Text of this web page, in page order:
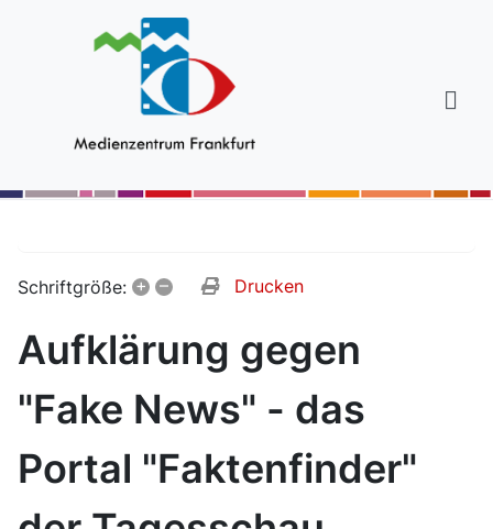
Schriftgröße: + – Drucken
Aufklärung gegen
"Fake News" - das
Portal "Faktenfinder"